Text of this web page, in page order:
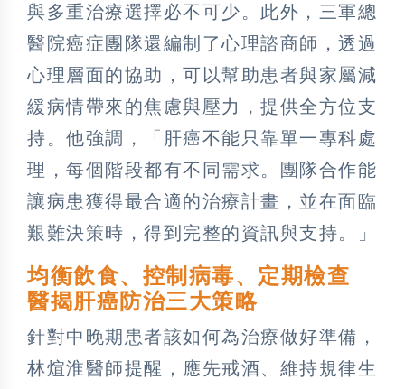
與多重治療選擇必不可少。此外，三軍總
醫院癌症團隊還編制了心理諮商師，透過
心理層面的協助，可以幫助患者與家屬減
緩病情帶來的焦慮與壓力，提供全方位支
持。他強調，「肝癌不能只靠單一專科處
理，每個階段都有不同需求。團隊合作能
讓病患獲得最合適的治療計畫，並在面臨
艱難決策時，得到完整的資訊與支持。」
均衡飲食、控制病毒、定期檢查
醫揭肝癌防治三大策略
針對中晚期患者該如何為治療做好準備，
林煊淮醫師提醒，應先戒酒、維持規律生